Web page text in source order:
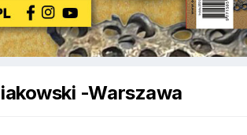
-Warszawa